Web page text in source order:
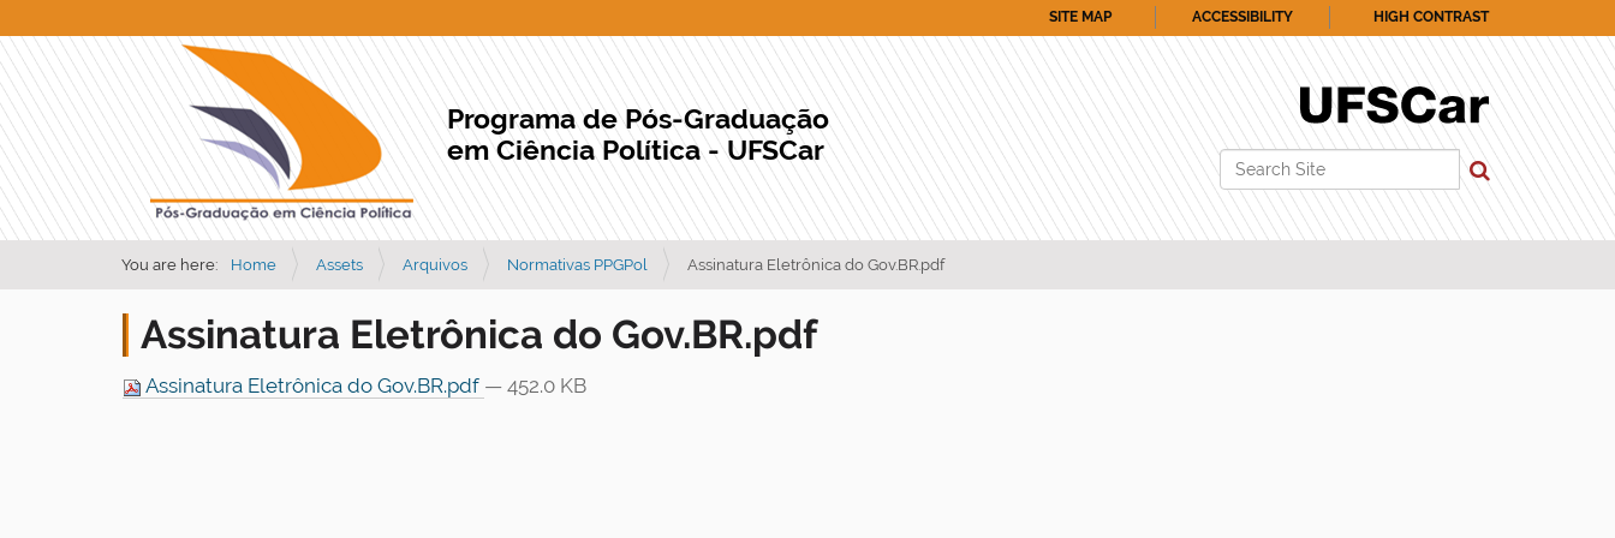
Programa de Pós-Graduação
em Ciência Política - UFSCar
Search Site
Advanced Search…
SITE MAP ACCESSIBILITY HIGH CONTRAST
You are here: Home Assets Arquivos Normativas PPGPol Assinatura Eletrônica do Gov.BR.pdf
Assinatura Eletrônica do Gov.BR.pdf
Assinatura Eletrônica do Gov.BR.pdf — 452.0 KB